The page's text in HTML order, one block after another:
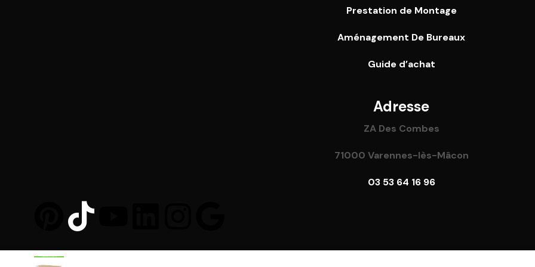
Prestation de Montage
Aménagement De Bureaux
Guide d’achat
Adresse
ZA Des Combes
71000 Varennes-lès-Mâcon
03 53 64 16 96